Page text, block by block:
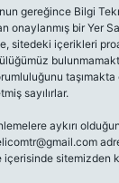
gereğince Bilgi
onaylanmış bir Yer
sitedeki içerikleri
sayılırlar.
aykırı
sitemizden